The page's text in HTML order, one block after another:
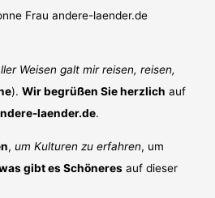
Weisen galt mir reisen, reisen,
).Wir begrüßen Sie herzlich auf
laender.de.
,um Kulturen zu erfahren, um
gibt es Schöneres auf dieser